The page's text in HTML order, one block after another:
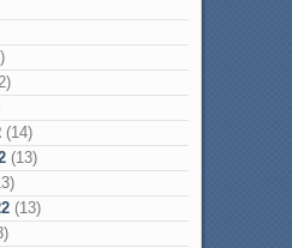
(14)
(13)
(13)